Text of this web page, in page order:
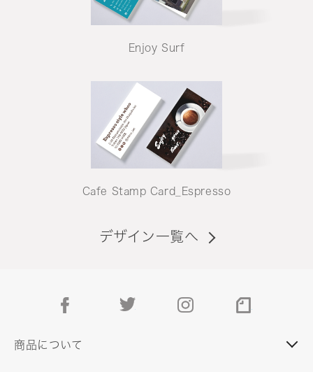
Enjoy Surf
Cafe Stamp Card_Espresso
デザイン一覧へ
facebook instagram
商品について